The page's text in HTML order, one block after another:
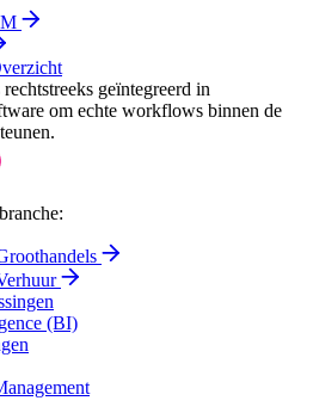
geïntegreerd in
om echte workflows binnen de
(BI)